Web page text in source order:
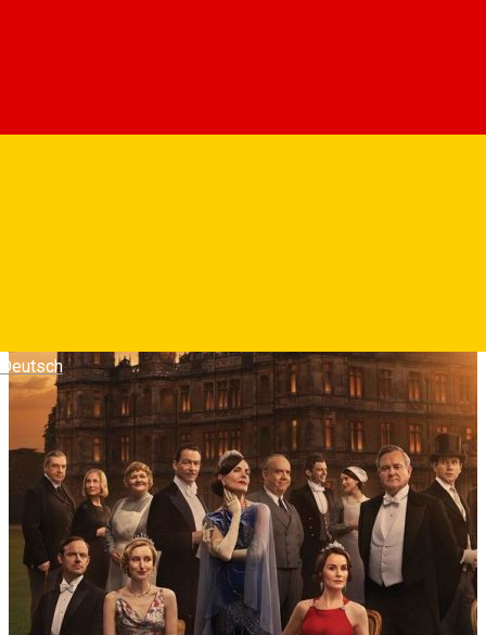
Deutsch
Fotografii